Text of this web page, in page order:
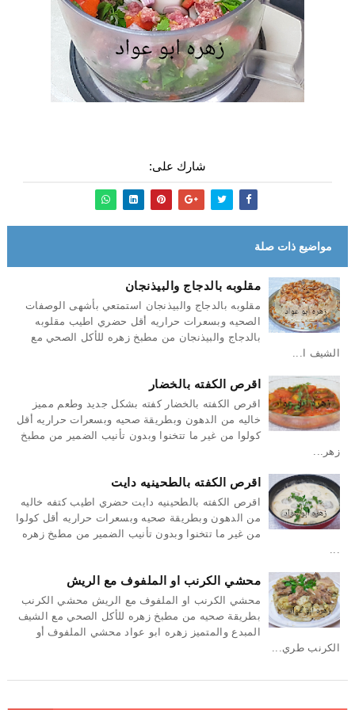
شارك على:
مواضيع ذات صلة
مقلوبه بالدجاج والبيذنجان
مقلوبه بالدجاج والبيذنجان استمتعي بأشهى الوصفات
الصحيه وبسعرات حراريه أقل حضري اطيب مقلوبه
بالدجاج والبيذنجان من مطبخ زهره للأكل الصحي مع
الشيف ا...
اقرص الكفته بالخضار
اقرص الكفته بالخضار كفته بشكل جديد وطعم مميز
خاليه من الدهون وبطريقة صحيه وبسعرات حراريه أقل
كولوا من غير ما تتخنوا وبدون تأنيب الضمير من مطبخ
زهر...
اقرص الكفته بالطحينيه دايت
اقرص الكفته بالطحينيه دايت حضري اطيب كتفه خاليه
من الدهون وبطريقة صحيه وبسعرات حراريه أقل كولوا
من غير ما تتخنوا وبدون تأنيب الضمير من مطبخ زهره
...
محشي الكرنب او الملفوف مع الريش
محشي الكرنب او الملفوف مع الريش محشي الكرنب
بطريقة صحيه من مطبخ زهره للأكل الصحي مع الشيف
المبدع والمتميز زهره ابو عواد محشي الملفوف أو
الكرنب طري...